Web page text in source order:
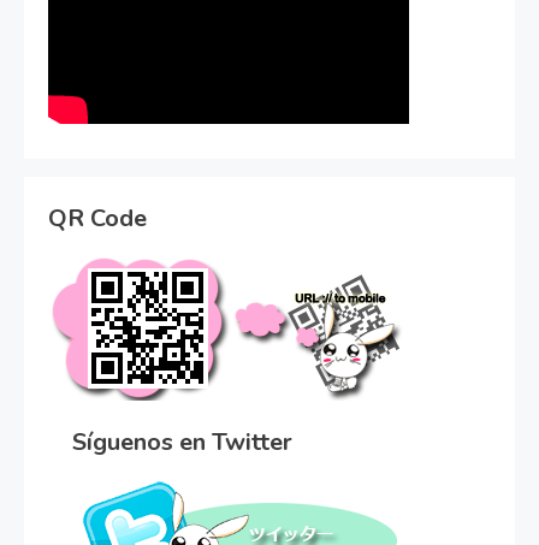
QR Code
Síguenos en Twitter